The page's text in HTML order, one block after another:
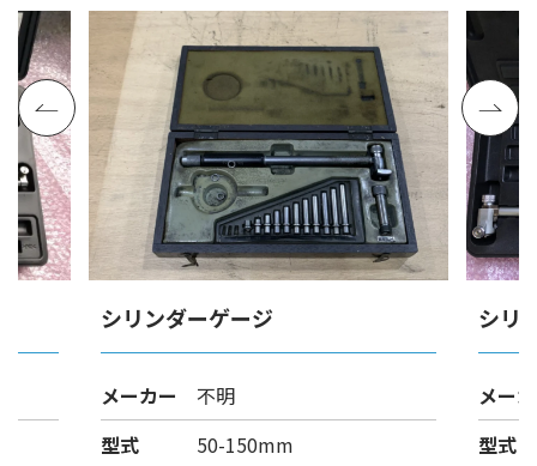
シリンダーゲージ
メーカー
不明
型式
50-150mm
シリ
メー
型式